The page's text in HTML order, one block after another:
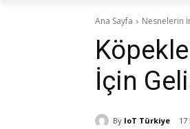
Ana Sayfa Nesnelerin
İçin
By IoT Türkiye 17